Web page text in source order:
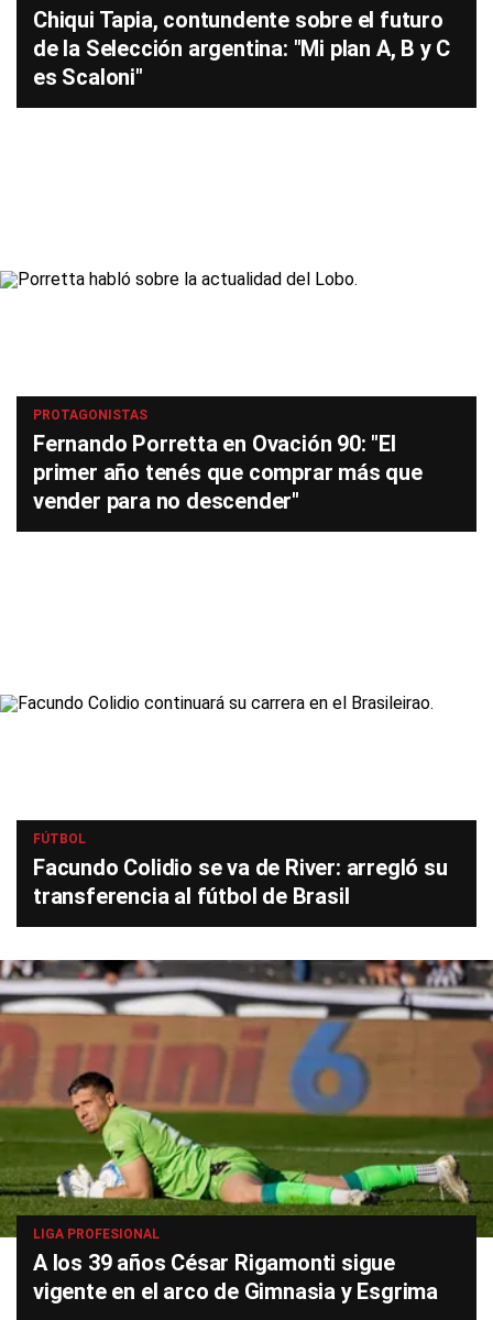
Chiqui Tapia, contundente sobre el futuro
de la Selección argentina: "Mi plan A, B y C
es Scaloni"
PROTAGONISTAS
Fernando Porretta en Ovación 90: "El
primer año tenés que comprar más que
vender para no descender"
FÚTBOL
Facundo Colidio se va de River: arregló su
transferencia al fútbol de Brasil
LIGA PROFESIONAL
A los 39 años César Rigamonti sigue
vigente en el arco de Gimnasia y Esgrima